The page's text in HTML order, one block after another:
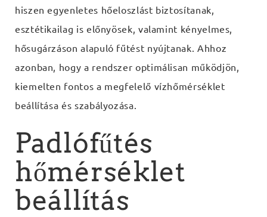
hiszen egyenletes hőeloszlást biztosítanak,
esztétikailag is előnyösek, valamint kényelmes,
hősugárzáson alapuló fűtést nyújtanak. Ahhoz
azonban, hogy a rendszer optimálisan működjön,
kiemelten fontos a megfelelő vízhőmérséklet
beállítása és szabályozása.
Padlófűtés
hőmérséklet
beállítás